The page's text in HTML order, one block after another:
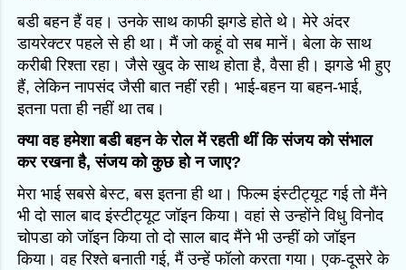
बडी बहन हैं वह। उनके साथ काफी झगडे होते थे। मेरे अंदर
डायरेक्टर पहले से ही था। मैं जो कहूं वो सब मानें। बेला के साथ
करीबी रिश्ता रहा। जैसे खुद के साथ होता है, वैसा ही। झगडे भी हुए
हैं, लेकिन नापसंद जैसी बात नहीं रही। भाई-बहन या बहन-भाई,
इतना पता ही नहीं था तब।
क्या वह हमेशा बडी बहन के रोल में रहती थीं कि संजय को संभाल
कर रखना है, संजय को कुछ हो न जाए?
मेरा भाई सबसे बेस्ट, बस इतना ही था। फिल्म इंस्टीट्यूट गई तो मैंने
भी दो साल बाद इंस्टीट्यूट जॉइन किया। वहां से उन्होंने विधु विनोद
चोपडा को जॉइन किया तो दो साल बाद मैंने भी उन्हीं को जॉइन
किया। वह रिश्ते बनाती गई, मैं उन्हें फॉलो करता गया। एक-दूसरे के